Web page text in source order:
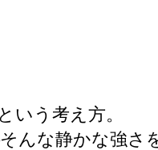
いう考え方。
んな静かな強さ